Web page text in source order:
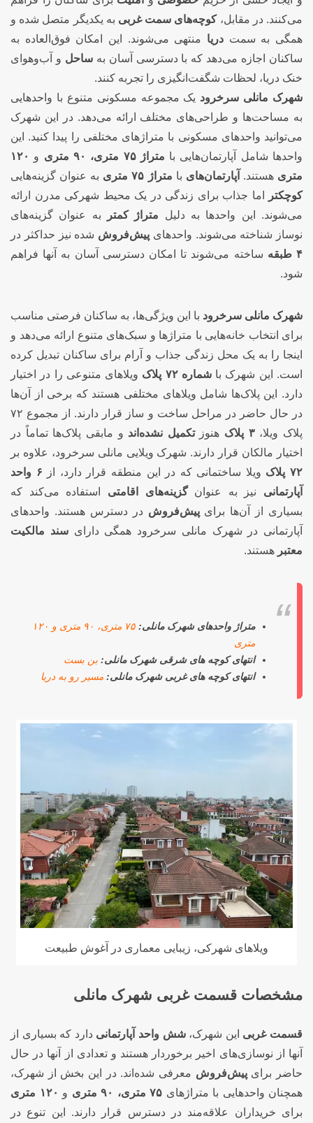
می‌کنند. در مقابل،کوچه‌های سمت غربی به یکدیگر متصل شده و
همگی به سمت دریا منتهی می‌شوند. این امکان فوق‌العاده به
ساکنان اجازه می‌دهد که با دسترسی آسان بهساحل و آب‌وهوای
خنک دریا، لحظات شگفت‌انگیزی را تجربه کنند.
شهرک مانلی سرخرود یک مجموعه مسکونی متنوع با واحدهایی
به مساحت‌ها و طراحی‌های مختلف ارائه می‌دهد. در این شهرک
می‌توانید واحدهای مسکونی با متراژهای مختلفی را پیدا کنید. این
واحدها شامل آپارتمان‌هایی با متراژ ۷۵ متری، ۹۰ متری و ۱۲۰
متری هستند. آپارتمان‌های با متراژ ۷۵ متری
به عنوان گزینه‌هایی
کوچکتر
اما جذاب برای زندگی در یک محیط شهرکی مدرن ارائه
می‌شوند. این واحدها به دلیل متراژ کمتر
به عنوان گزینه‌های
نوساز شناخته می‌شوند. واحدهای پیش‌فروش شده نیز حداکثر در
۴ طبقه
ساخته می‌شوند تا امکان دسترسی آسان به آنها فراهم
شود.
شهرک مانلی سرخرود با این ویژگی‌ها، به ساکنان فرصتی مناسب
برای انتخاب خانه‌هایی با متراژها و سبک‌های متنوع ارائه می‌دهد و
اینجا را به یک محل زندگی جذاب و آرام برای ساکنان تبدیل کرده
است. این شهرک باشماره ۷۲ پلاک
ویلاهای متنوعی را در اختیار
دارد. این پلاک‌ها شامل ویلاهای مختلفی هستند که برخی از آن‌ها
در حال حاضر در مراحل ساخت و ساز قرار دارند. از مجموع ۷۲
پلاک ویلا،۳ پلاک هنوزتکمیل نشده‌اند و مابقی پلاک‌ها تماماً در
اختیار مالکان قرار دارند. شهرک ویلایی مانلی سرخرود، علاوه بر
۷۲ پلاک
ویلا ساختمانی که در این منطقه قرار دارد، از
۶ واحد
آپارتمانی نیز به عنوانگزینه‌های اقامتی استفاده می‌کند که
بسیاری از آن‌ها برایپیش‌فروش در دسترس هستند. واحدهای
آپارتمانی در شهرک مانلی سرخرود همگی دارایسند مالکیت
معتبر هستند.
متراژ واحدهای شهرک مانلی:
۷۵ متری، ۹۰ متری و ۱۲۰
متری
انتهای کوچه های شرقی شهرک مانلی: بن بست
انتهای کوچه های غربی شهرک مانلی: مسیر رو به دریا
ویلاهای شهرکی، زیبایی معماری در آغوش طبیعت
مشخصات قسمت غربی شهرک مانلی
قسمت غربی این شهرک،شش واحد آپارتمانی دارد که بسیاری از
آنها از نوسازی‌های اخیر برخوردار هستند و تعدادی از آنها در حال
حاضر برایپیش‌فروش معرفی شده‌اند. در این بخش از شهرک،
همچنان واحدهایی با متراژهای ۷۵ متری، ۹۰ متری و ۱۲۰ متری
برای خریداران علاقه‌مند در دسترس قرار دارند. این تنوع در